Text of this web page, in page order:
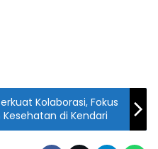
Kolaborasi, Fokus
di Kendari